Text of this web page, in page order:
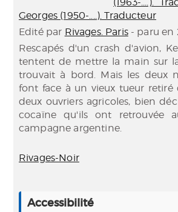
Georges (1950-....). Traducteur
Edité par Rivages. Paris- paru en
Rescapés d'un crash d'avion,
tentent de mettre la main sur
trouvait à bord. Mais les deux
font face à un vieux tueur retiré
deux ouvriers agricoles, bien
cocaïne qu'ils ont retrouvée
campagne argentine.
Rivages-Noir
Accessibilité